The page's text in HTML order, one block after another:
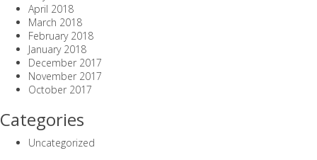
April 2018
March 2018
February 2018
January 2018
December 2017
November 2017
October 2017
Categories
Uncategorized